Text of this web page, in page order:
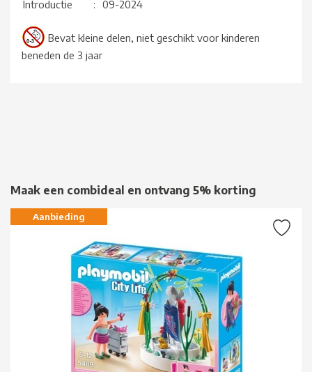
Introductie
: 09-2024
Bevat kleine delen, niet geschikt voor kinderen
beneden de 3 jaar
Maak een combideal en ontvang 5% korting
Aanbieding